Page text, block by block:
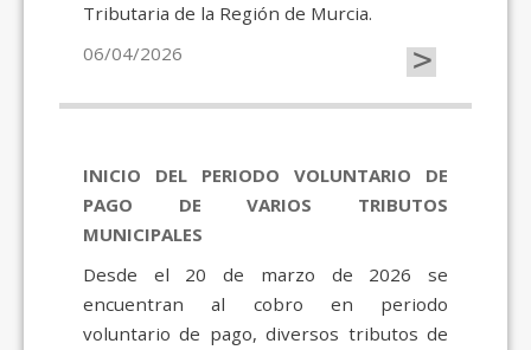
Tributaria de la Región de Murcia.
06/04/2026
>
INICIO DEL PERIODO VOLUNTARIO DE
PAGO DE VARIOS TRIBUTOS
MUNICIPALES
Desde el 20 de marzo de 2026 se
encuentran al cobro en periodo
voluntario de pago, diversos tributos de